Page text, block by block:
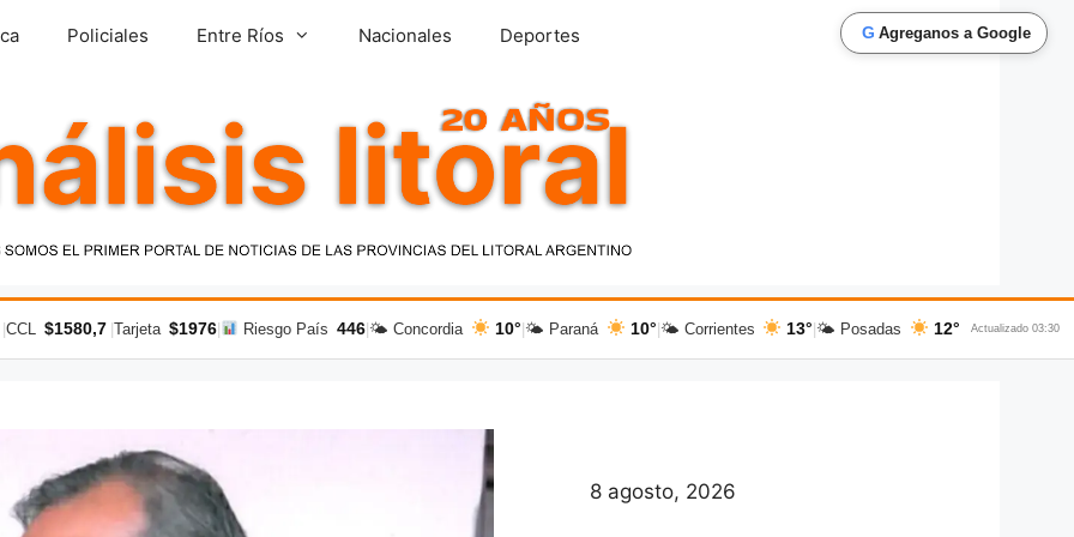
G Agreganos a Google
Policiales Entre Ríos Nacionales Deportes
CCL $1580,7 Tarjeta $1976| Riesgo País 446| 🌤 Concordia 10° 🌤 Paraná 10° 🌤 Corrientes 13° 🌤 Posadas 12° Actualizado 03:30
8 agosto, 2026